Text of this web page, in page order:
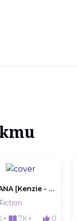
KELANA [Kenzie - Elea - Naresh]
7K+ 0